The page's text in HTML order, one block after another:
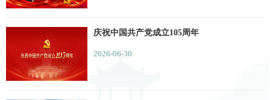
庆祝中国共产党成立105周年
2026-06-30